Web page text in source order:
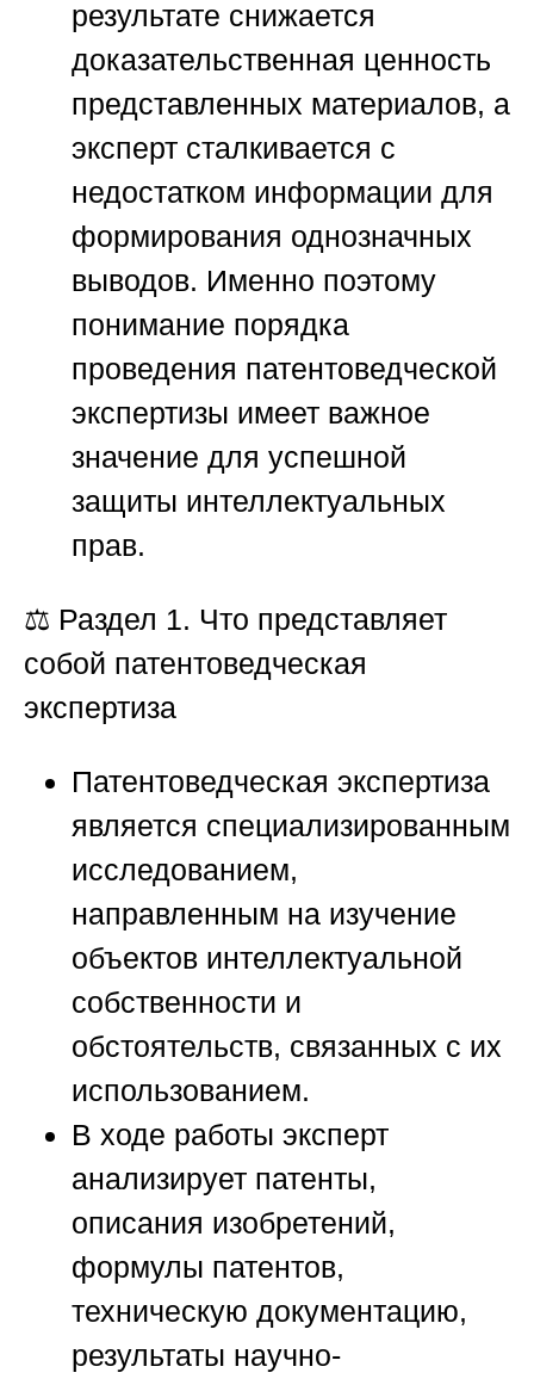
результате снижается
доказательственная ценность
представленных материалов, а
эксперт сталкивается с
недостатком информации для
формирования однозначных
выводов. Именно поэтому
понимание порядка
проведения патентоведческой
экспертизы имеет важное
значение для успешной
защиты интеллектуальных
прав.
⚖️ Раздел 1. Что представляет
собой патентоведческая
экспертиза
Патентоведческая экспертиза
является специализированным
исследованием,
направленным на изучение
объектов интеллектуальной
собственности и
обстоятельств, связанных с их
использованием.
В ходе работы эксперт
анализирует патенты,
описания изобретений,
формулы патентов,
техническую документацию,
результаты научно-